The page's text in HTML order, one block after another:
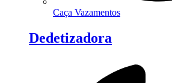
Caça Vazamentos
Dedetizadora